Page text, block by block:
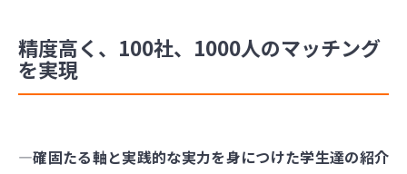
精度高く、100社、1000人のマッチング
を実現
―確固たる軸と実践的な実力を身につけた学生達の紹介